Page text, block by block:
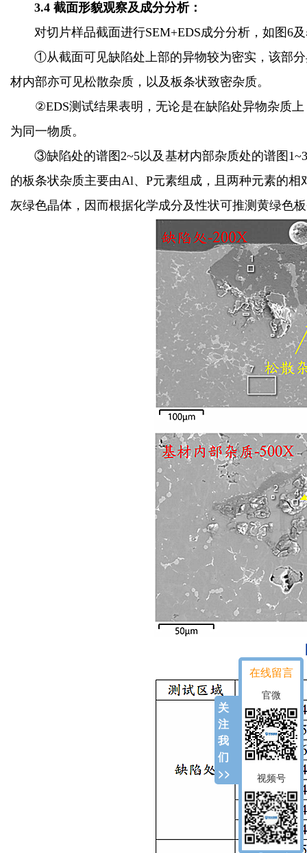
3.4 截面形貌观察及成分分析：
对切片样品截面进行SEM+EDS成分分析，如图6及
①从截面可见缺陷处上部的异物较为密实，该部
材内部亦可见松散杂质，以及板条状致密杂质。
②EDS测试结果表明，无论是在缺陷处异物杂质
为同一物质。
③缺陷处的谱图2~5以及基材内部杂质处的谱图
的板条状杂质主要由Al、P元素组成，且两种元素的
灰绿色晶体，因而根据化学成分及性状可推测黄绿色
关
注
我
们
>>
在线留言
官微
视频号